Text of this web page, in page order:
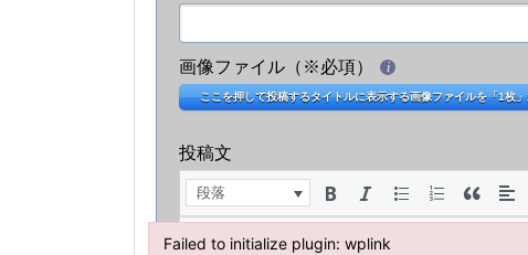
画像ファイル（※必項） i
ここを押して投稿するタイトルに表示する画像ファイルを「1枚
投稿文
段落
Failed to initialize plugin: wplink